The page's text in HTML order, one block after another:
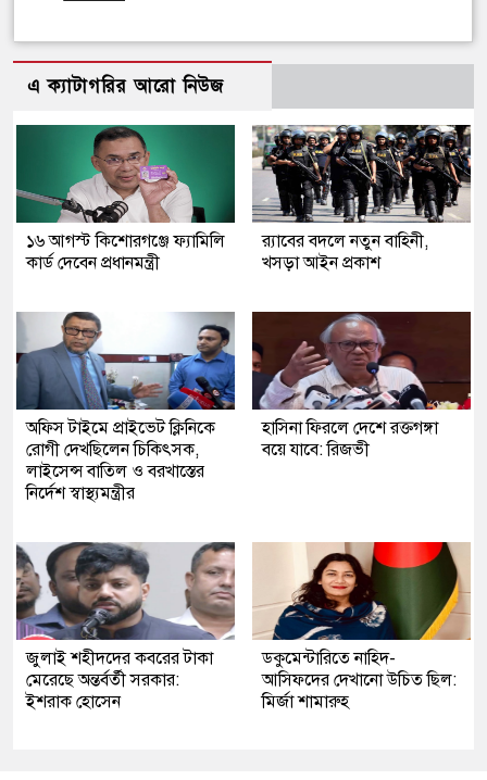
এ ক্যাটাগরির আরো নিউজ
১৬ আগস্ট কিশোরগঞ্জে ফ্যামিলি
কার্ড দেবেন প্রধানমন্ত্রী
র‍্যাবের বদলে নতুন বাহিনী,
খসড়া আইন প্রকাশ
অফিস টাইমে প্রাইভেট ক্লিনিকে
রোগী দেখছিলেন চিকিৎসক,
লাইসেন্স বাতিল ও বরখাস্তের
নির্দেশ স্বাস্থ্যমন্ত্রীর
হাসিনা ফিরলে দেশে রক্তগঙ্গা
বয়ে যাবে: রিজভী
জুলাই শহীদদের কবরের টাকা
মেরেছে অন্তর্বর্তী সরকার:
ইশরাক হোসেন
ডকুমেন্টারিতে নাহিদ-
আসিফদের দেখানো উচিত ছিল:
মির্জা শামারুহ